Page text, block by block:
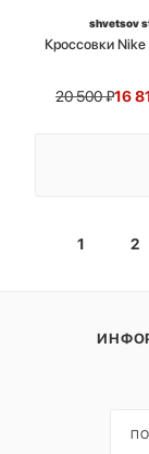
shvetsov
Кроссовки
20 500₽16
1 2